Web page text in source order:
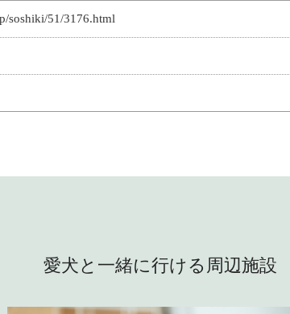
soshiki/51/3176.html
愛犬と一緒に行ける周辺施設